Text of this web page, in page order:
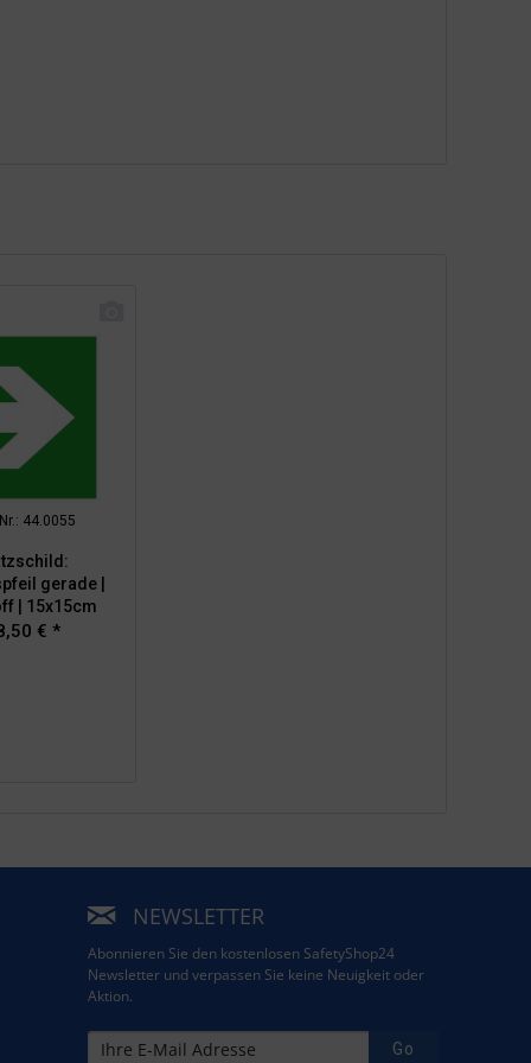
44.0055
gerade |
| 15x15cm
€ *
NEWSLETTER
Abonnieren Sie den kostenlosen SafetyShop24
Newsletter und verpassen Sie keine Neuigkeit oder
Aktion.
Go